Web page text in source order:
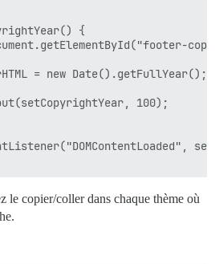
{
= new Date().getFullYear();
100);
le copier/coller dans chaque thème où